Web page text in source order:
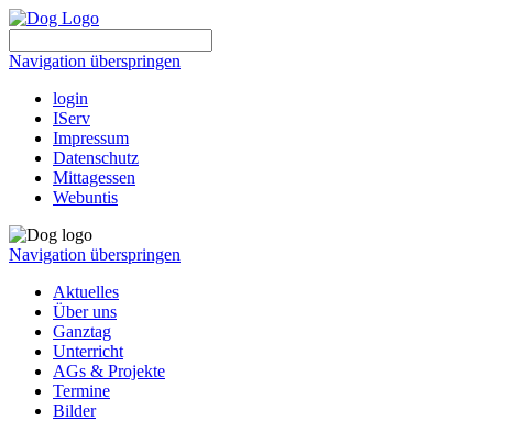
Navigation überspringen
login
IServ
Impressum
Datenschutz
Mittagessen
Webuntis
Navigation überspringen
Aktuelles
Über uns
Ganztag
Unterricht
AGs & Projekte
Termine
Bilder